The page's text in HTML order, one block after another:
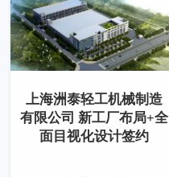
上海洲泰轻工机械制造
有限公司 新工厂布局+全
面目视化设计签约